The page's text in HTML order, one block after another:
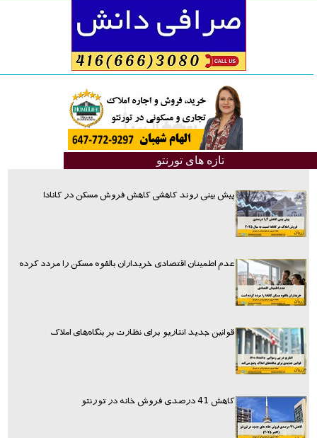
تازه های تورنتو
پیش بینی روند کاهشی کاهش فروش مسکن در کانادا
عدم اطمینان اقتصادی خریداران بالقوه مسکن را مردد کرده
قوانین جدید انتاریو برای نظارت بر بنگاه‌های املاک
کاهش 41 درصدی فروش خانه در تورنتو